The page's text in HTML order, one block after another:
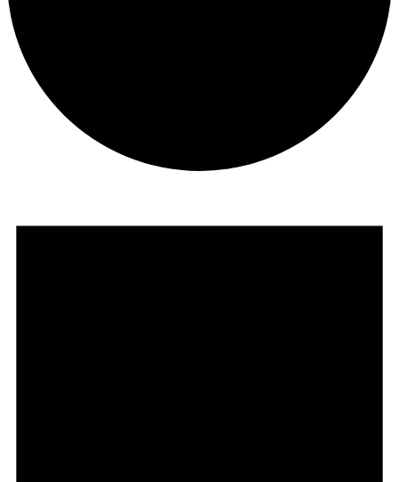
für